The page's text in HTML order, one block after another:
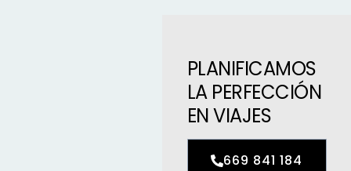
PLANIFICAMOS
LA PERFECCIÓN
EN VIAJES
669 841 184